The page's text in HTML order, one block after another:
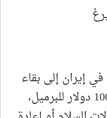
إيران إلى بقاء
أسعار النفط تحوم دون 100 دولار للبرميل،